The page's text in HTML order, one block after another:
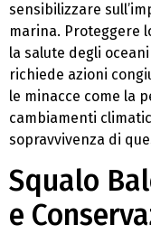
sensibilizzare
marina. Proteggere
la salute degli
richiede azioni
le minacce come la
cambiamenti
sopravvivenza di
Squalo
e